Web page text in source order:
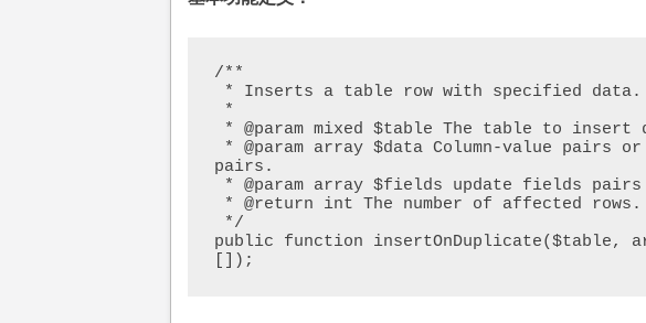
/**
pairs.
public function insertOnDuplicate($table,
[]);